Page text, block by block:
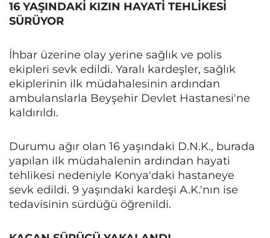
16 YAŞINDAKİ KIZIN HAYATİ TEHLİKESİ
SÜRÜYOR
İhbar üzerine olay yerine sağlık ve polis
ekipleri sevk edildi. Yaralı kardeşler, sağlık
ekiplerinin ilk müdahalesinin ardından
ambulanslarla Beyşehir Devlet Hastanesi'ne
kaldırıldı.
Durumu ağır olan 16 yaşındaki D.N.K., burada
yapılan ilk müdahalenin ardından hayati
tehlikesi nedeniyle Konya'daki hastaneye
sevk edildi. 9 yaşındaki kardeşi A.K.'nın ise
tedavisinin sürdüğü öğrenildi.